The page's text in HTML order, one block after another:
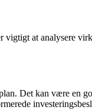
at analysere
Det kan være en